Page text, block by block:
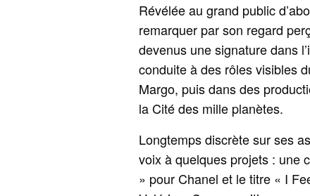
Révélée au grand public
remarquer par son regard
devenus une signature dans
conduite à des rôles visibles
Margo, puis dans des
la Cité des mille planètes.
Longtemps discrète sur ses
voix à quelques projets : une
» pour Chanel et le titre « I